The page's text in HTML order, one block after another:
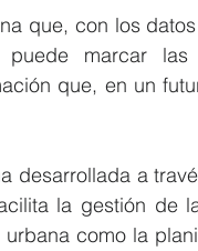
que, con los
puede marcar
que, en un
desarrollada a
la gestión de
como la